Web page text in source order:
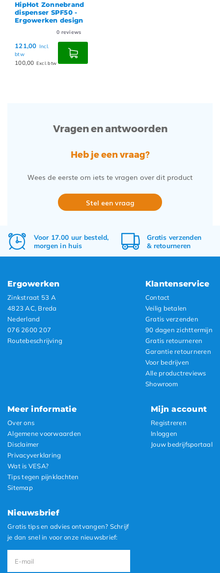
HipHot Zonnebrand
dispenser SPF50 -
Ergowerken design
0 reviews
121,00 Incl.
btw
100,00 Excl. btw
Vragen en antwoorden
Heb je een vraag?
Wees de eerste om iets te vragen over dit product
Stel een vraag
Voor 17.00 uur besteld,
morgen in huis
Gratis verzenden
& retourneren
Ergowerken
Zinkstraat 53 A
4823 AC, Breda
Nederland
076 2600 207
Routebeschrijving
Klantenservice
Contact
Veilig betalen
Gratis verzenden
90 dagen zichttermijn
Gratis retourneren
Garantie retourneren
Voor bedrijven
Alle productreviews
Showroom
Meer informatie
Over ons
Algemene voorwaarden
Disclaimer
Privacyverklaring
Wat is VESA?
Tips tegen pijnklachten
Sitemap
Mijn account
Registreren
Inloggen
Jouw bedrijfsportaal
Nieuwsbrief
Gratis tips en advies ontvangen? Schrijf
je dan snel in voor onze nieuwsbrief: